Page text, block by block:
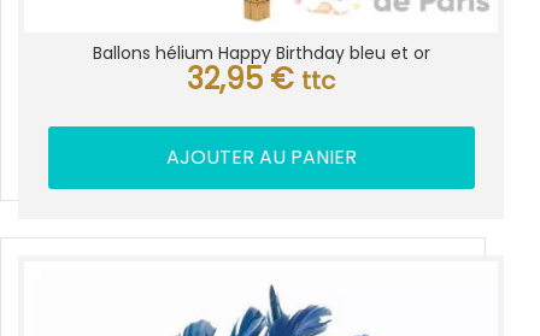
Ballons hélium Happy Birthday bleu et or
32,95 € ttc
AJOUTER AU PANIER